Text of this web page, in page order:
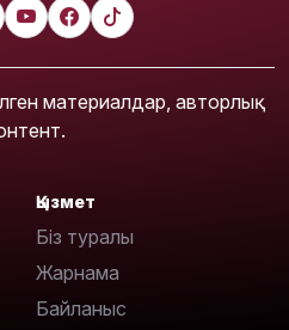
материалдар, авторлық
Қызмет
Біз туралы
Жарнама
Байланыс